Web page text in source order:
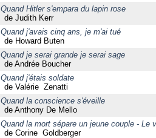
Quand Hitler s'empara du lapin rose
de Judith Kerr
Quand j'avais cinq ans, je m'ai tué
de Howard Buten
Quand je serai grande je serai sage
de Andrée Boucher
Quand j'étais soldate
de Valérie Zenatti
Quand la conscience s'éveille
de Anthony De Mello
Quand la mort sépare un jeune couple - Le
de Corine Goldberger